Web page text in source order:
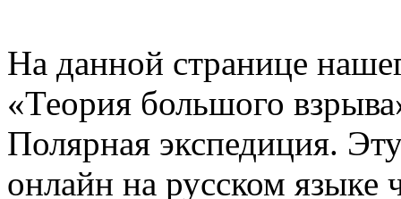
На данной странице
«Теория большого
Полярная экспедиция.
онлайн на русском языке